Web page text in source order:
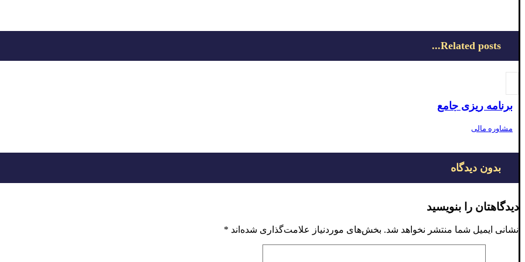
Related posts...
برنامه ریزی جامع
مشاوره مالی
بدون دیدگاه
دیدگاهتان را بنویسید
نشانی ایمیل شما منتشر نخواهد شد. بخش‌های موردنیاز علامت‌گذاری شده‌اند *